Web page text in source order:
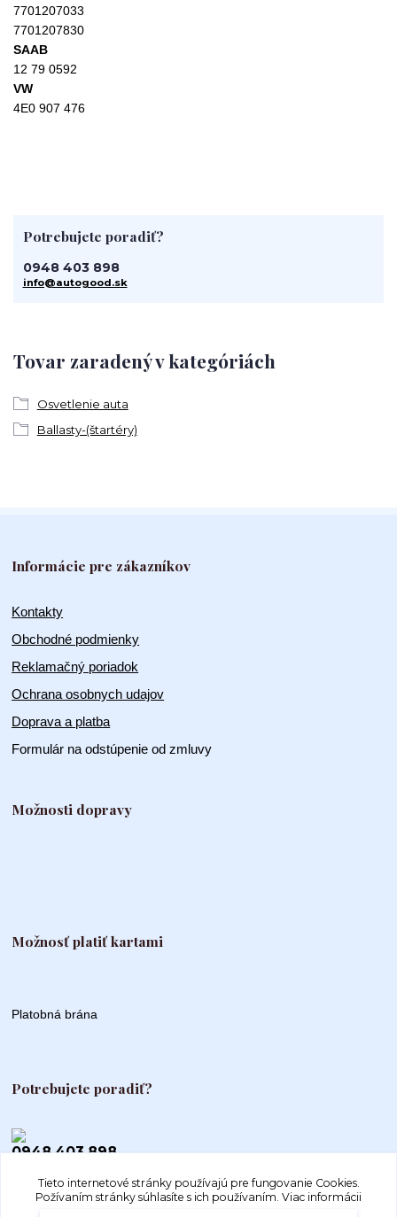
7701207033
7701207830
SAAB
12 79 0592
VW
4E0 907 476
Tovar zaradený v kategóriách
Osvetlenie auta
Ballasty-(štartéry)
Potrebujete poradiť?
0948 403 898
info@autogood.sk
Informácie pre zákazníkov
Kontakty
Obchodné podmienky
Reklamačný poriadok
Ochrana osobnych udajov
Doprava a platba
Formulár na odstúpenie od zmluvy
Možnosti dopravy
Možnosť platiť kartami
Platobná brána
Potrebujete poradiť?
0948 403 898
info@autogood.sk
Tieto internetové stránky používajú pre fungovanie Cookies.
Požívaním stránky súhlasíte s ich používaním. Viac informácii